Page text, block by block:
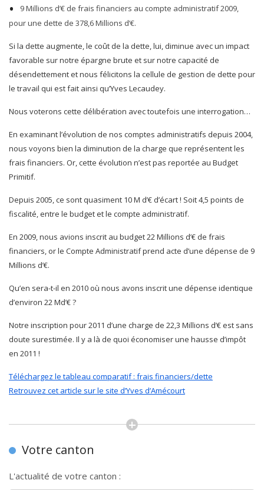
9 Millions d’€ de frais financiers au compte administratif 2009,
pour une dette de 378,6 Millions d’€.
Si la dette augmente, le coût de la dette, lui, diminue avec un impact
favorable sur notre épargne brute et sur notre capacité de
désendettement et nous félicitons la cellule de gestion de dette pour
le travail qui est fait ainsi qu’Yves Lecaudey.
Nous voterons cette délibération avec toutefois une interrogation…
En examinant l’évolution de nos comptes administratifs depuis 2004,
nous voyons bien la diminution de la charge que représentent les
frais financiers. Or, cette évolution n’est pas reportée au Budget
Primitif.
Depuis 2005, ce sont quasiment 10 M d’€ d’écart ! Soit 4,5 points de
fiscalité, entre le budget et le compte administratif.
En 2009, nous avions inscrit au budget 22 Millions d’€ de frais
financiers, or le Compte Administratif prend acte d’une dépense de 9
Millions d’€.
Qu’en sera-t-il en 2010 où nous avons inscrit une dépense identique
d’environ 22 Md’€ ?
Notre inscription pour 2011 d’une charge de 22,3 Millions d’€ est sans
doute surestimée. Il y a là de quoi économiser une hausse d’impôt
en 2011 !
Téléchargez le tableau comparatif : frais financiers/dette
Retrouvez cet article sur le site d’Yves d’Amécourt
Votre canton
L'actualité de votre canton :